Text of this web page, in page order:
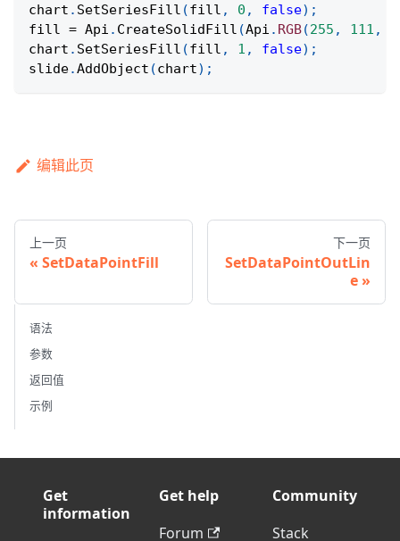
chart . SetSeriesFill (fill , 0 , false) ;
fill = Api . CreateSolidFill (Api . RGB(255 , 111 ,
chart . SetSeriesFill (fill , 1 , false) ;
slide.AddObject (chart) ;
编辑此页
上一页
SetDataPointFill
下一页
SetDataPointOutLin
e
语法
参数
返回值
示例
Get
information
Get help
Forum
Community
Stack